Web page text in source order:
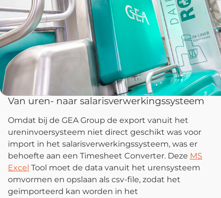
Van uren- naar salarisverwerkingssysteem
Omdat bij de GEA Group de export vanuit het
ureninvoersysteem niet direct geschikt was voor
import in het salarisverwerkingssysteem, was er
behoefte aan een Timesheet Converter. Deze MS
Excel Tool moet de data vanuit het urensysteem
omvormen en opslaan als csv-file, zodat het
geïmporteerd kan worden in het